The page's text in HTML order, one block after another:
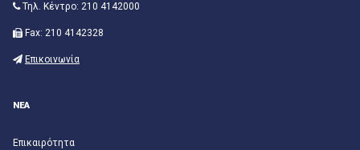
Τηλ. Κέντρο: 210 4142000
Fax: 210 4142328
Επικοινωνία
ΝΕΑ
Επικαιρότητα